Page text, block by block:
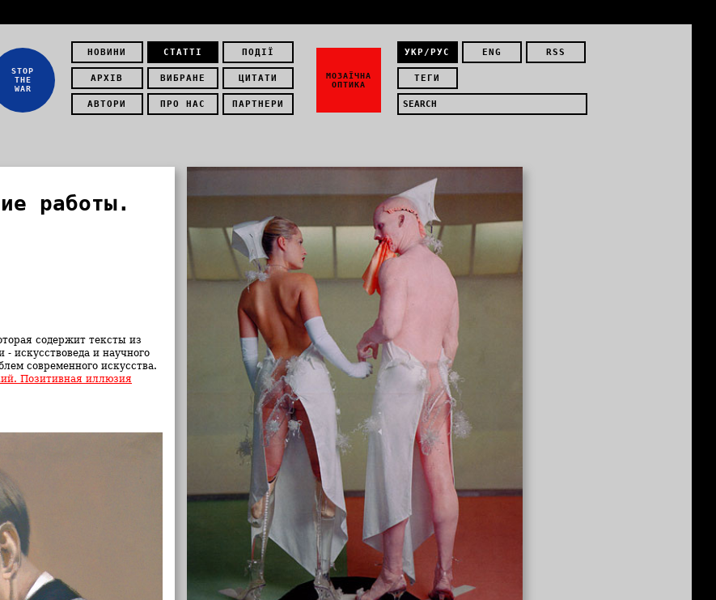
НОВИНИ СТАТТІ ПОДІЇ
АРХІВ ВИБРАНЕ ЦИТАТИ
АВТОРИ ПРО НАС ПАРТНЕРИ
STOP
THE
WAR
УКР/РУС ENG RSS
ТЕГИ
МОЗАЇЧНА
ОПТИКА
работы.
содержит тексты из
искусствоведа и научного
современного искусства.
Позитивная иллюзия